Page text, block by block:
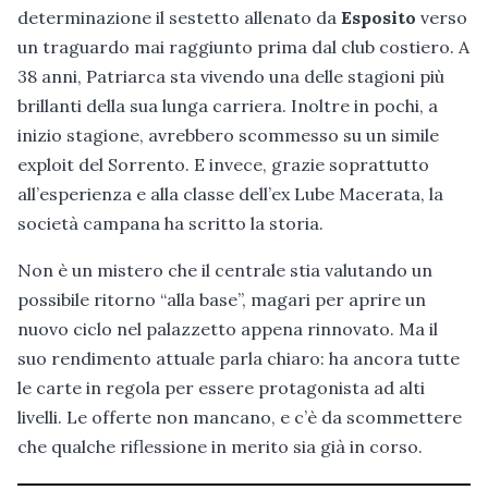
determinazione il sestetto allenato da Esposito verso
un traguardo mai raggiunto prima dal club costiero. A
38 anni, Patriarca sta vivendo una delle stagioni più
brillanti della sua lunga carriera. Inoltre in pochi, a
inizio stagione, avrebbero scommesso su un simile
exploit del Sorrento. E invece, grazie soprattutto
all’esperienza e alla classe dell’ex Lube Macerata, la
società campana ha scritto la storia.
Non è un mistero che il centrale stia valutando un
possibile ritorno “alla base”, magari per aprire un
nuovo ciclo nel palazzetto appena rinnovato. Ma il
suo rendimento attuale parla chiaro: ha ancora tutte
le carte in regola per essere protagonista ad alti
livelli. Le offerte non mancano, e c’è da scommettere
che qualche riflessione in merito sia già in corso.